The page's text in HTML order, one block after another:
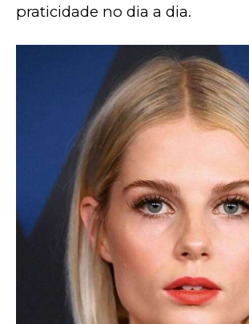
praticidade no dia a dia.